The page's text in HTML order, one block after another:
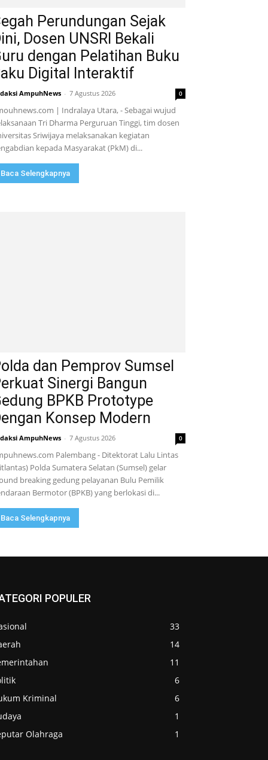
Perundungan Sejak
Dosen UNSRI Bekali
dengan Pelatihan Buku
Digital Interaktif
AmpuhNews - 7 Agustus 2026 0
| Indralaya Utara, - Sebagai wujud
Tri Dharma Perguruan Tinggi, tim dosen
Sriwijaya melaksanakan kegiatan
kepada Masyarakat (PkM) di...
Baca Selengkapnya
dan Pemprov Sumsel
Sinergi Bangun
BPKB Prototype
Konsep Modern
AmpuhNews - 7 Agustus 2026 0
Palembang - Ditektorat Lalu Lintas
Polda Sumatera Selatan (Sumsel) gelar
breaking gedung pelayanan Bulu Pemilik
Bermotor (BPKB) yang berlokasi di...
Baca Selengkapnya
POPULER
33
14
11
6
Kriminal
6
1
Olahraga
1